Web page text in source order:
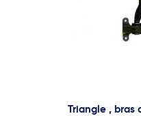
Triangle , bras